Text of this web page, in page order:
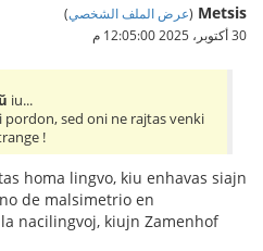
Metsis
(عرض الملف الشخصي)
30 أكتوبر، 2025 12:05:00 م
iu...
sed oni ne rajtas venki
!
homa lingvo, kiu enhavas siajn
de malsimetrio en
nacilingvoj, kiujn Zamenhof